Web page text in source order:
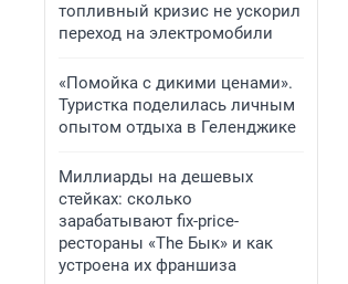
топливный кризис не ускорил
переход на электромобили
«Помойка с дикими ценами».
Туристка поделилась личным
опытом отдыха в Геленджике
Миллиарды на дешевых
стейках: сколько
зарабатывают fix-price-
рестораны «The Бык» и как
устроена их франшиза